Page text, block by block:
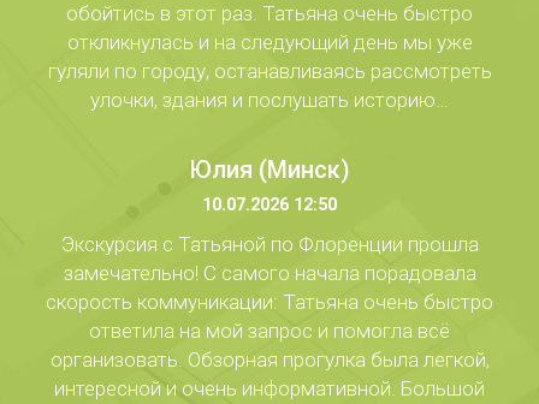
обойтись в этот раз. Татьяна очень быстро
откликнулась и на следующий день мы уже
гуляли по городу, останавливаясь рассмотреть
улочки, здания и послушать историю…
Юлия (Минск)
10.07.2026 12:50
Экскурсия с Татьяной по Флоренции прошла
замечательно! С самого начала порадовала
скорость коммуникации: Татьяна очень быстро
ответила на мой запрос и помогла всё
организовать. Обзорная прогулка была легкой,
интересной и очень информативной. Большой